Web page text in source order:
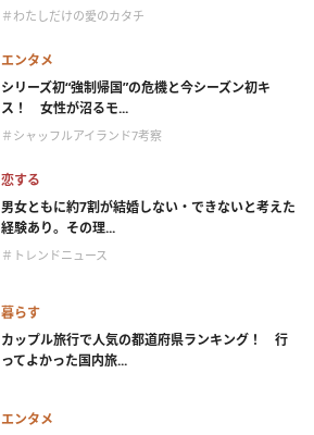
＃わたしだけの愛のカタチ
エンタメ
シリーズ初“強制帰国”の危機と今シーズン初キ
ス！ 女性が沼るモ...
＃シャッフルアイランド7考察
恋する
男女ともに約7割が結婚しない・できないと考えた
経験あり。その理...
＃トレンドニュース
暮らす
カップル旅行で人気の都道府県ランキング！ 行
ってよかった国内旅...
エンタメ